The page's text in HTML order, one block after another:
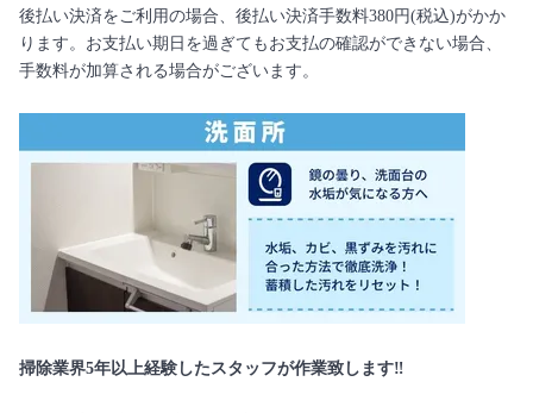
後払い決済をご利用の場合、後払い決済手数料380円(税込)がかか
ります。お支払い期日を過ぎてもお支払の確認ができない場合、
手数料が加算される場合がございます。
掃除業界5年以上経験したスタッフが作業致します‼️